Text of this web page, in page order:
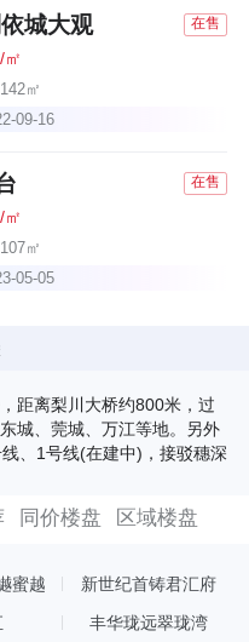
城大观 在售
㎡
㎡
09-16
在售
㎡
㎡
05-05
距离梨川大桥约800米，过
城、莞城、万江等地。另外
、1号线(在建中)，接驳穗深
总占地面积约11万㎡，建面
区。 华侨城天鹅堡占据主
楼等五大主城商圈环绕，一
同价楼盘 区域楼盘
蜜越 新世纪首铸君汇府
丰华珑远翠珑湾